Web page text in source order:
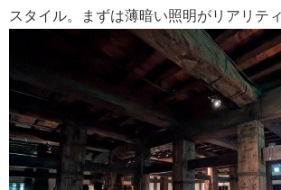
スタイル。まずは薄暗い照明がリアリテ